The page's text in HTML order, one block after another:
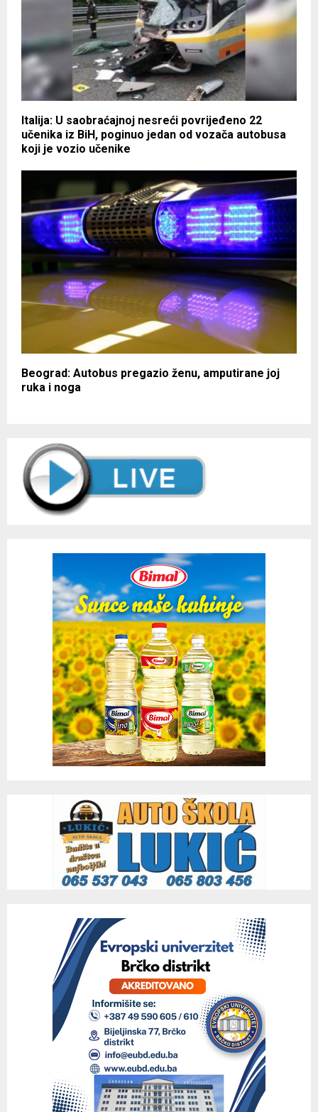
Italija: U saobraćajnoj nesreći povrijeđeno 22
učenika iz BiH, poginuo jedan od vozača autobusa
koji je vozio učenike
Beograd: Autobus pregazio ženu, amputirane joj
ruka i noga